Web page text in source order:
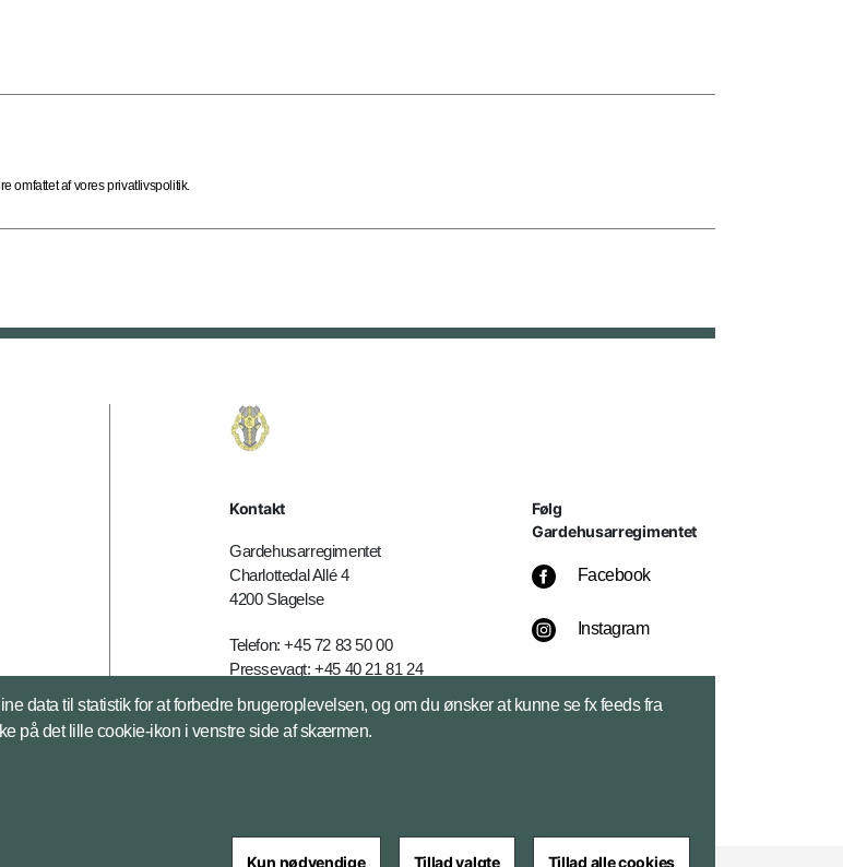
omfattet af vores privatlivspolitik.
Kontakt
Gardehusarregimentet
Charlottedal Allé 4
4200 Slagelse
Telefon: +45 72 83 50 00
Pressevagt: +45 40 21 81 24
Følg
Gardehusarregimentet
Facebook
Instagram
data til statistik for at forbedre brugeroplevelsen, og om du ønsker at kunne se fx feeds fra
på det lille cookie-ikon i venstre side af skærmen.
Kun nødvendige Tillad valgte Tillad alle cookies